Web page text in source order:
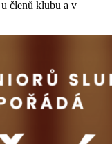
členů klubu a v